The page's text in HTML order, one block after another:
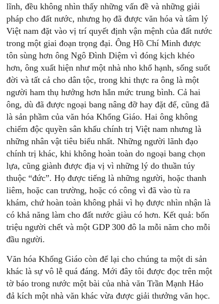
lĩnh, đều không nhìn thấy những vấn đề và những giải
pháp cho đất nước, nhưng họ đã được văn hóa và tâm lý
Việt nam đặt vào vị trí quyết định vận mệnh của đất nước
trong một giai đoạn trọng đại. Ông Hồ Chí Minh được
tôn sùng hơn ông Ngô Đình Diệm vì đóng kịch khéo
hơn, ông xuất hiện như một nhà nho khổ hạnh, sống suốt
đời và tất cả cho dân tộc, trong khi thực ra ông là một
người ham thụ hưởng hơn hắn mức trung bình. Cả hai
ông, dù đã được ngoại bang nâng đỡ hay đặt để, cũng đã
là sản phầm của văn hóa Khổng Giáo. Hai ông không
chiếm độc quyền sân khấu chính trị Việt nam nhưng là
những nhân vật tiêu biểu nhất. Những người lãnh đạo
chính trị khác, khi không hoàn toàn do ngoại bang chọn
lựa, cũng giành được địa vị vì những lý do thuần túy
thuộc “đức”. Họ được tiếng là những người, hoặc thanh
liêm, hoặc can trường, hoặc có công vì đã vào tù ra
khám, chứ hoàn toàn không phải vì họ được nhìn nhận là
có khả năng làm cho đất nước giàu có hơn. Kết quả: bốn
triệu người chết và một GDP 300 đô la mỗi năm cho mỗi
đầu người.
Văn hóa Khổng Giáo còn để lại cho chúng ta một di sản
khác là sự vô lễ quá đáng. Mới đây tôi được đọc trên một
tờ báo trong nước một bài của nhà văn Trần Mạnh Hảo
đả kích một nhà văn khác vừa được giải thưởng văn học.